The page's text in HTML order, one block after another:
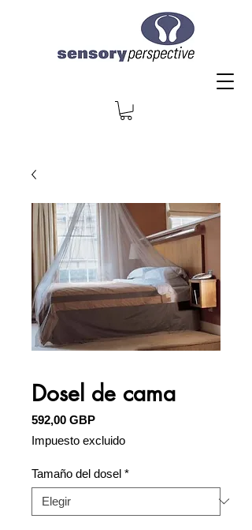
Dosel de cama
592,00 GBPPrecio
Impuesto excluido
Tamaño del dosel *